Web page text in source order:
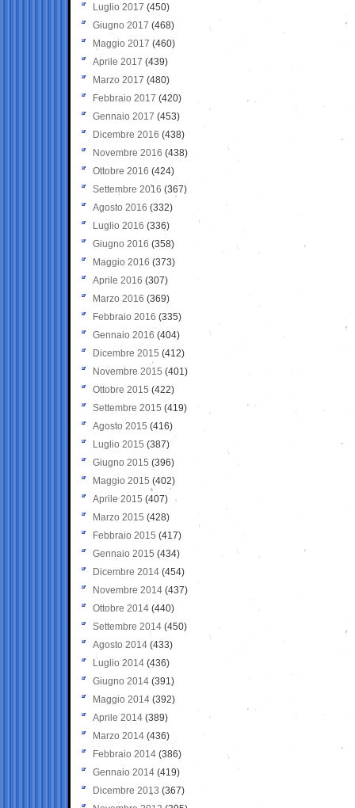
Luglio 2017 (450)
Giugno 2017 (468)
Maggio 2017 (460)
Aprile 2017 (439)
Marzo 2017 (480)
Febbraio 2017 (420)
Gennaio 2017 (453)
Dicembre 2016 (438)
Novembre 2016 (438)
Ottobre 2016 (424)
Settembre 2016 (367)
Agosto 2016 (332)
Luglio 2016 (336)
Giugno 2016 (358)
Maggio 2016 (373)
Aprile 2016 (307)
Marzo 2016 (369)
Febbraio 2016 (335)
Gennaio 2016 (404)
Dicembre 2015 (412)
Novembre 2015 (401)
Ottobre 2015 (422)
Settembre 2015 (419)
Agosto 2015 (416)
Luglio 2015 (387)
Giugno 2015 (396)
Maggio 2015 (402)
Aprile 2015 (407)
Marzo 2015 (428)
Febbraio 2015 (417)
Gennaio 2015 (434)
Dicembre 2014 (454)
Novembre 2014 (437)
Ottobre 2014 (440)
Settembre 2014 (450)
Agosto 2014 (433)
Luglio 2014 (436)
Giugno 2014 (391)
Maggio 2014 (392)
Aprile 2014 (389)
Marzo 2014 (436)
Febbraio 2014 (386)
Gennaio 2014 (419)
Dicembre 2013 (367)